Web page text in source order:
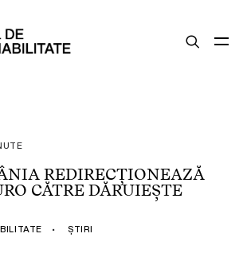
REDIRECȚIONEAZĂ
CĂTRE DĂRUIEȘTE
• ȘTIRI